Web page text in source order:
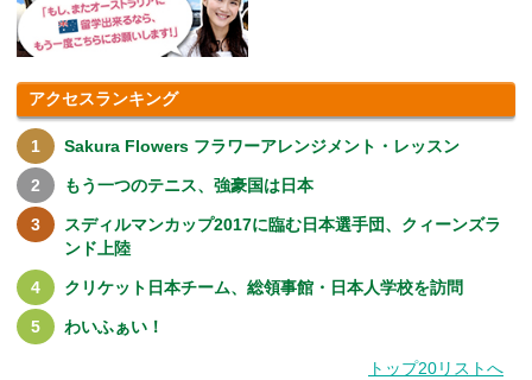
アクセスランキング
Sakura Flowers フラワーアレンジメント・レッスン
もう一つのテニス、強豪国は日本
スディルマンカップ2017に臨む日本選手団、クィーンズラ
ンド上陸
クリケット日本チーム、総領事館・日本人学校を訪問
わいふぁい！
トップ20リストへ